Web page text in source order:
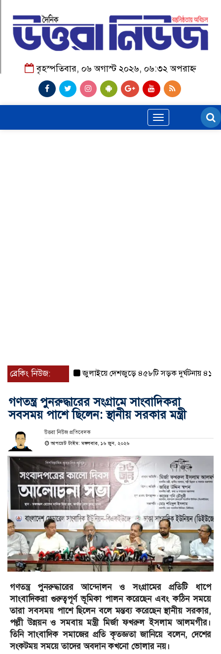
বৃহস্পতিবার, ০৬ অগাস্ট ২০২৬, ০৬:৩২ অপরাহ্ন
Toggle
navigation
ব্রেকিং নিউজ: জুলাইয়ে দেশজুড়ে ৪৫৮টি সড়ক দুর্ঘটনায় ৪১৬ জন
গণতন্ত্র পুনরুদ্ধারের সংগ্রামে সাংবাদিকরা
সবসময় পাশে ছিলেন: স্থানীয় সরকার মন্ত্রী
উত্তরা নিউজ প্রতিবেদক
আপডেট টাইম: মঙ্গলবার, ১৬ জুন, ২০২৬
গণতন্ত্র পুনরুদ্ধারের আন্দোলন ও সংগ্রামের প্রতিটি ধাপে
সাংবাদিকরা গুরুত্বপূর্ণ ভূমিকা পালন করেছেন এবং কঠিন সময়ে
তারা সবসময় পাশে ছিলেন বলে মন্তব্য করেছেন স্থানীয় সরকার,
পল্লী উন্নয়ন ও সমবায় মন্ত্রী মির্জা ফখরুল ইসলাম আলমগীর।
তিনি সাংবাদিক সমাজের প্রতি কৃতজ্ঞতা জানিয়ে বলেন, দেশের
সংকটময় সময়ে তাদের অবদান কখনো ভোলার নয়।